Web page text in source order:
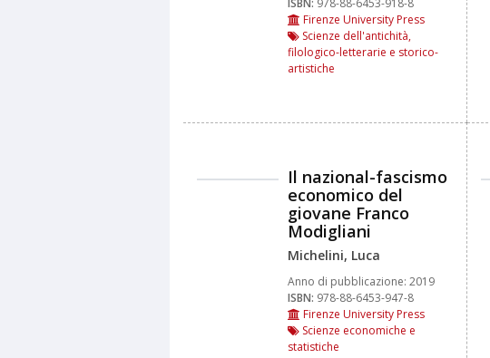
Firenze University Press
Scienze dell'antichità,
filologico-letterarie e storico-
artistiche
Il nazional-fascismo
economico del
giovane Franco
Modigliani
Michelini, Luca
Anno di pubblicazione: 2019
ISBN: 978-88-6453-947-8
Firenze University Press
Scienze economiche e
statistiche